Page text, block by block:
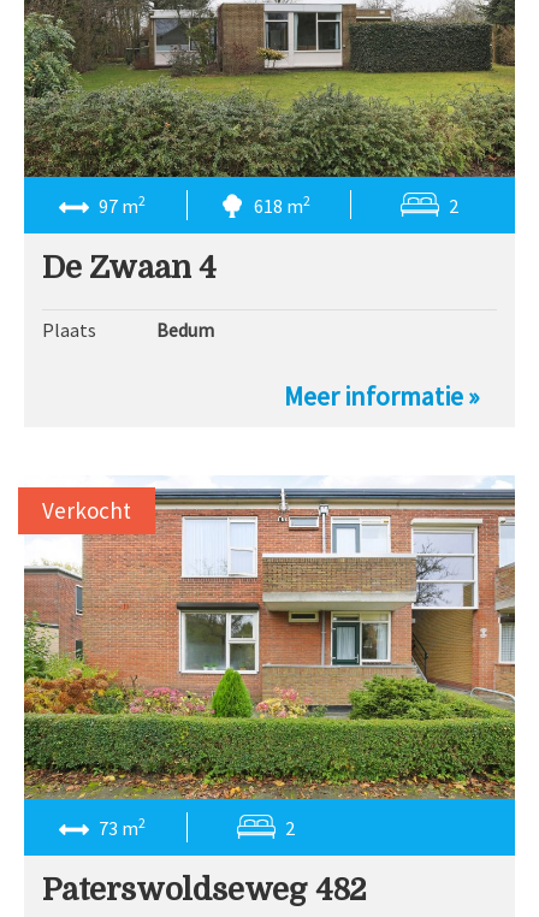
97 m2 618 m2 2
De Zwaan 4
Plaats Bedum
Meer informatie »
73 m2 2
Paterswoldseweg 482
Verkocht